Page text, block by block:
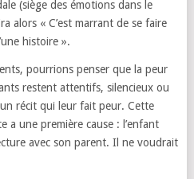
(siège des émotions dans le
alors « C’est marrant de se faire
histoire ».
pourrions penser que la peur
restent attentifs, silencieux ou
récit qui leur fait peur. Cette
a une première cause : l’enfant
avec son parent. Il ne voudrait